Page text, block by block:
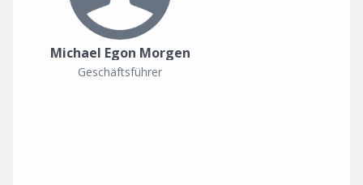
Michael Egon Morgen
Geschäftsführer